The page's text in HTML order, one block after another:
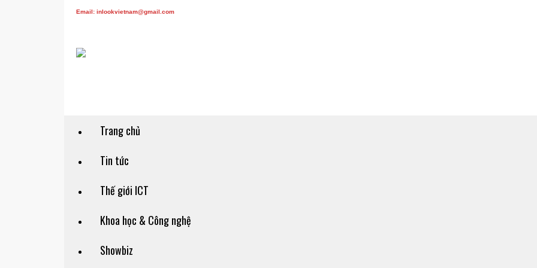
Email: inlookvietnam@gmail.com
Trang chủ
Tin tức
Thế giới ICT
Khoa học & Công nghệ
Showbiz